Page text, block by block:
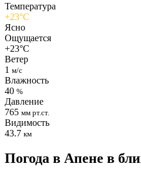
Температура
+23°C
Ясно
Ощущается
+23°C
Ветер
1 м/с
Влажность
40 %
Давление
765 мм рт.ст.
Видимость
43.7 км
Погода в Апене в